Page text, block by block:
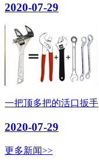
2020-07-29
一把顶多把的活口扳手
2020-07-29
更多新闻>>